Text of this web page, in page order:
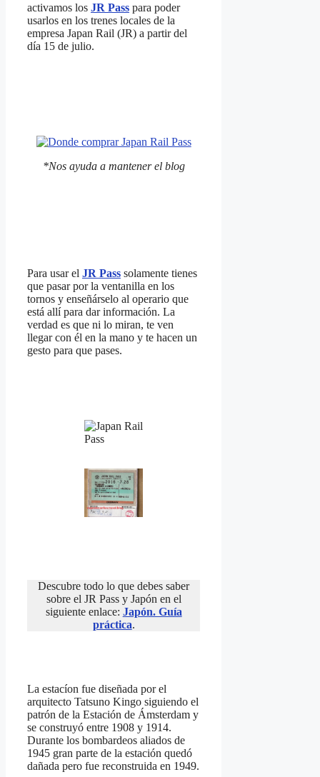
activamos los JR Pass para poder
usarlos en los trenes locales de la
empresa Japan Rail (JR) a partir del
día 15 de julio.
*Nos ayuda a mantener el blog
Para usar el JR Pass solamente tienes
que pasar por la ventanilla en los
tornos y enseñárselo al operario que
está allí para dar información. La
verdad es que ni lo miran, te ven
llegar con él en la mano y te hacen un
gesto para que pases.
Descubre todo lo que debes saber
sobre el JR Pass y Japón en el
siguiente enlace: Japón. Guía
práctica.
La estacíon fue diseñada por el
arquitecto Tatsuno Kingo siguiendo el
patrón de la Estación de Ámsterdam y
se construyó entre 1908 y 1914.
Durante los bombardeos aliados de
1945 gran parte de la estación quedó
dañada pero fue reconstruida en 1949.